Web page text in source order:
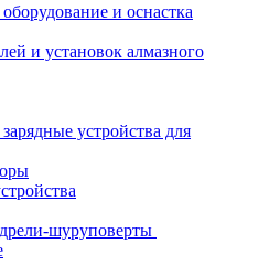
и оснастка
и установок алмазного
устройства для
шуруповерты